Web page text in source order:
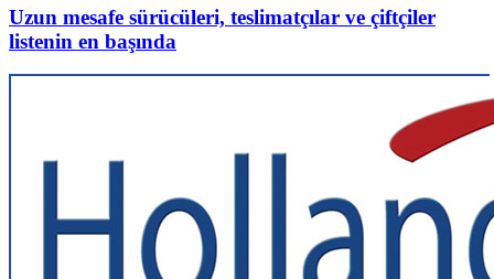
Uzun mesafe sürücüleri, teslimatçılar ve çiftçiler
listenin en başında